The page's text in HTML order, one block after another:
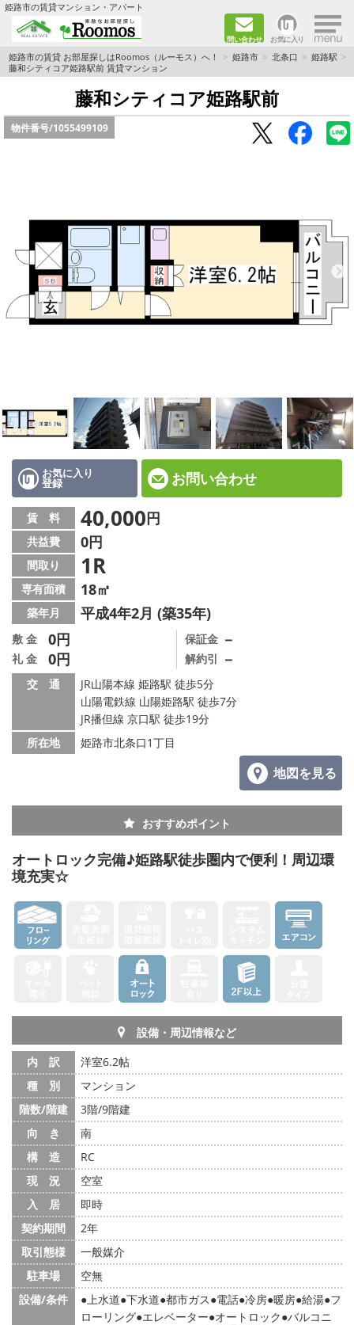
姫路市の賃貸マンション・アパート
問い合わせ お気に入り ×
TOPページ
ファミリー向けの部屋を探す
一人暮らし向けの部屋を探す
敷金礼金0円の部屋を探す
都市ガス&オール電化の部屋を探す
ネット無料の部屋を探す
☆インターネット無料物件☆
☆敷金·礼金0円物件☆
路線·駅から探す
地域から探す
地図から探す
スタッフ紹介
スタッフ募集中
店舗情報·アクセス
メールでお問い合わせ
姫路市の賃貸 お部屋探しはRoomos（ルーモス）へ！ 姫路市 北条口
姫路駅
藤和シティコア姫路駅前 賃貸マンション
藤和シティコア姫路駅前
物件番号/1055499109
お気に入り
登録 お問い合わせ
賃 料 40,000円
共益費 0円
間取り 1R
専有面積 18㎡
築年月 平成4年2月 (築35年)
敷 金 0円
礼 金 0円
保証金 －
解約引 －
交 通
JR山陽本線 姫路駅 徒歩5分
山陽電鉄線 山陽姫路駅 徒歩7分
JR播但線 京口駅 徒歩19分
所在地
姫路市北条口1丁目
地図を見る
おすすめポイント
オートロック完備♪姫路駅徒歩圏内で便利！周辺環
境充実☆
設備・周辺情報など
内 訳
洋室6.2帖
種 別
マンション
階数/階建
3階/9階建
向 き
南
構 造
RC
現 況
空室
入 居
即時
契約期間
2年
取引態様
一般媒介
駐車場
空無
設備/条件
上水道 下水道 都市ガス 電話 冷房 暖房 給湯 フ
ローリング エレベーター オートロック バルコニ